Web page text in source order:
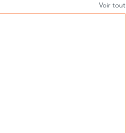
Voir tout